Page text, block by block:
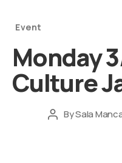
Event
Monday
Culture
Post
BySala